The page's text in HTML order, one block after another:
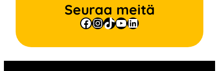
Seuraa meitä
Facebook
Instagram
TikTok
YouTube
LinkedIn